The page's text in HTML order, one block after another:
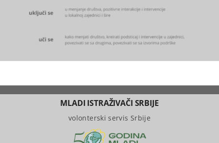
MLADI ISTRAŽIVAČI SRBIJE
volonterski servis Srbije